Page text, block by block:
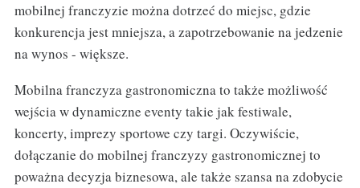
mobilnej franczyzie można dotrzeć do miejsc, gdzie
konkurencja jest mniejsza, a zapotrzebowanie na jedzenie
na wynos - większe.
Mobilna franczyza gastronomiczna to także możliwość
wejścia w dynamiczne eventy takie jak festiwale,
koncerty, imprezy sportowe czy targi. Oczywiście,
dołączanie do mobilnej franczyzy gastronomicznej to
poważna decyzja biznesowa, ale także szansa na zdobycie